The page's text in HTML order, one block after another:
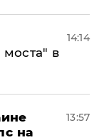
моста" в
14:14
на
13:57